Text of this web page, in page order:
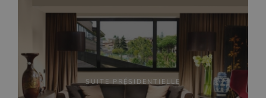
SUITE PRÉSIDENTIELLE